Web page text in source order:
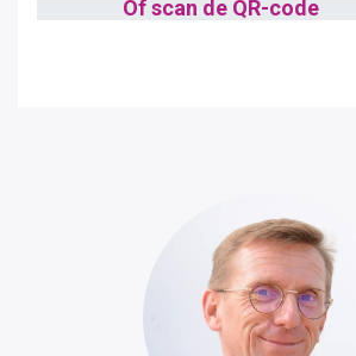
Of scan de QR-code